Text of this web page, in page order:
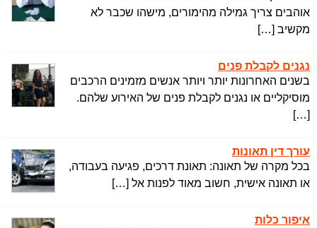
אוהבים צריך גמילה מהימורים, מישהו שכבר לא
מקשיב […]
נגנים לקבלת פנים
בשנים האחרונות יותר ויותר אנשים מזמינים הרכבים
מוסיקליים או נגנים לקבלת פנים של האירוע שלהם.
[…]
עורך דין תאונות
בכל מקרה של תאונה: תאונת דרכים, פגיעה בעבודה,
או תאונה אישית, חשוב מאוד לפנות אל […]
איפור כלות